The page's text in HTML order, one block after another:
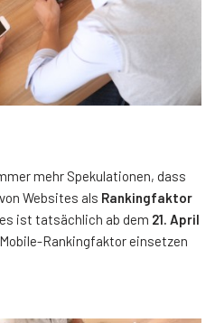
mehr Spekulationen, dass
von Websites als Rankingfaktor
ist tatsächlich ab dem 21. April
Rankingfaktor einsetzen